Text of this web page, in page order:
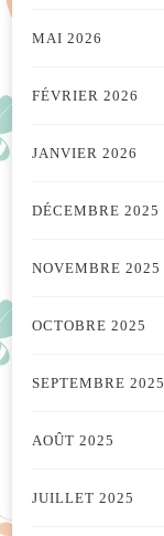
MAI 2026
FÉVRIER 2026
JANVIER 2026
DÉCEMBRE 2025
NOVEMBRE 2025
OCTOBRE 2025
SEPTEMBRE 2025
AOÛT 2025
JUILLET 2025